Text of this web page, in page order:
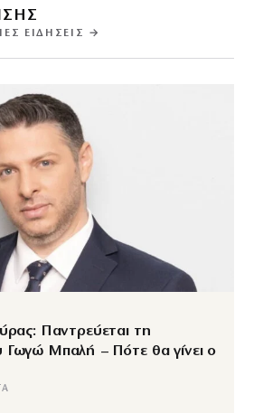
ΕΙΔΉΣΕΙΣ →
Παντρεύεται τη
Μπαλή – Πότε θα γίνει ο